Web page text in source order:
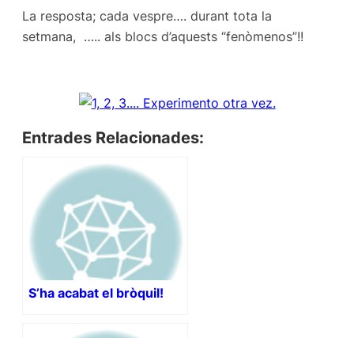
La resposta; cada vespre…. durant tota la
setmana, ….. als blocs d’aquests “fenòmenos”!!
Entrades Relacionades:
S’ha acabat el bròquil!